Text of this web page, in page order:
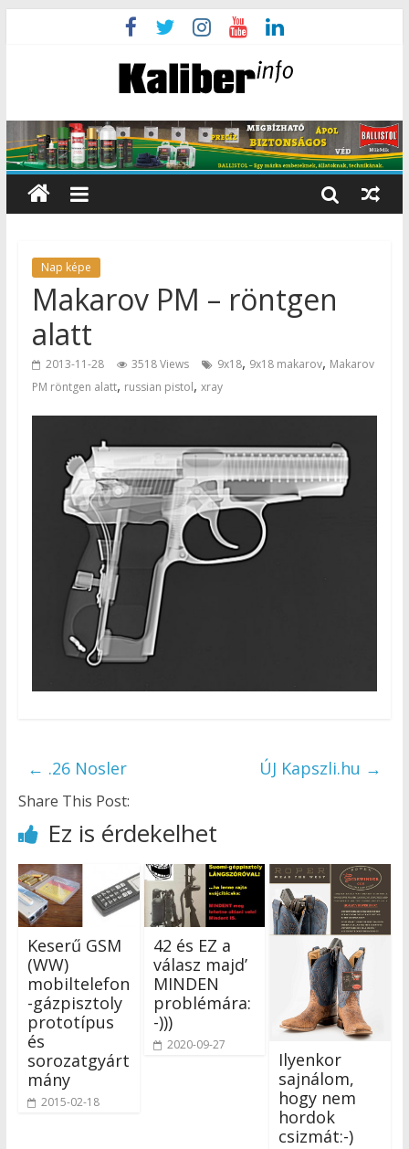
Nap képe
Makarov PM – röntgen
alatt
2013-11-28 3518 Views 9x18, 9x18 makarov, Makarov
PM röntgen alatt, russian pistol, xray
← .26 Nosler ÚJ Kapszli.hu →
Share This Post:
Ez is érdekelhet
Keserű GSM
(WW)
mobiltelefon
-gázpisztoly
prototípus
és
sorozatgyárt
mány
2015-02-18
42 és EZ a
válasz majd’
MINDEN
problémára:
-)))
2020-09-27
Ilyenkor
sajnálom,
hogy nem
hordok
csizmát:-)